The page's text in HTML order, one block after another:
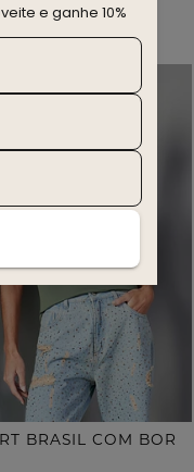
gostar
e ganhe 10%